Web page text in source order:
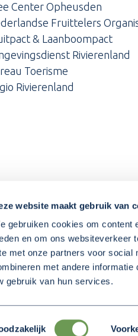
website maakt gebruik van
gebruiken cookies om content
en om ons websiteverkeer
met onze partners voor social
met andere
gebruik van hun services.
Center Opheusden
Fruittelers
& Laanboompact
Rivierenland
Toerisme
Rivierenland
Over ons